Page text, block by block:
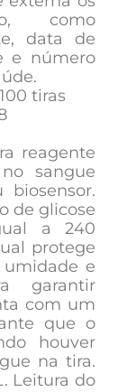
como
data de
e número
tiras
reagente
sangue
de glicose
a 240
protege
umidade e
garantir
com um
que o
houver
na tira.
Leitura do